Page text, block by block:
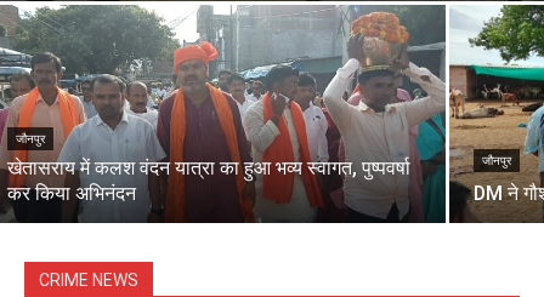
जौनपुर
खेतासराय में कलश वंदन यात्रा का हुआ भव्य स्वागत, पुष्पवर्षा
कर किया अभिनंदन
जौनपुर
DM ने
CRIME NEWS